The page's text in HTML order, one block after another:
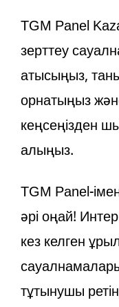
TGM Panel
зерттеу
қатысыңыз,
орнатыңыз
кеңсеңізден
алыңыз.
TGM Panel-
әрі оңай!
кез келген
тұтынушы